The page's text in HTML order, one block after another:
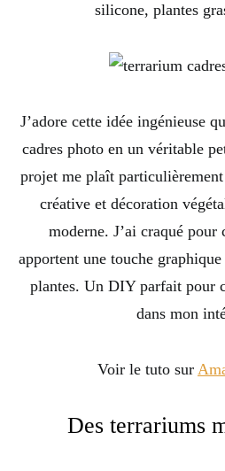
silicone, plantes
J’adore cette idée ingénieuse
cadres photo en un véritable
projet me plaît
créative et décoration
moderne. J’ai craqué pour
apportent une touche
plantes. Un DIY parfait pour
dans mon
Voir le tuto sur
Des terrariums